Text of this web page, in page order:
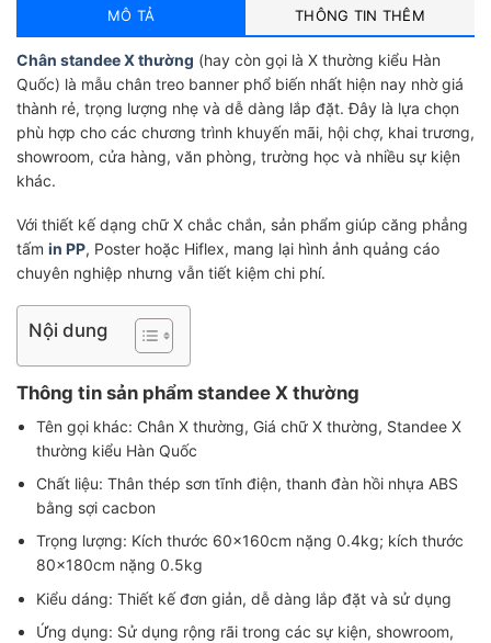
MÔ TẢ THÔNG TIN THÊM
Chân standee X thường (hay còn gọi là X thường kiểu Hàn
Quốc) là mẫu chân treo banner phổ biến nhất hiện nay nhờ giá
thành rẻ, trọng lượng nhẹ và dễ dàng lắp đặt. Đây là lựa chọn
phù hợp cho các chương trình khuyến mãi, hội chợ, khai trương,
showroom, cửa hàng, văn phòng, trường học và nhiều sự kiện
khác.
Với thiết kế dạng chữ X chắc chắn, sản phẩm giúp căng phẳng
tấm in PP, Poster hoặc Hiflex, mang lại hình ảnh quảng cáo
chuyên nghiệp nhưng vẫn tiết kiệm chi phí.
Nội dung
Thông tin sản phẩm standee X thường
Tên gọi khác: Chân X thường, Giá chữ X thường, Standee X
thường kiểu Hàn Quốc
Chất liệu: Thân thép sơn tĩnh điện, thanh đàn hồi nhựa ABS
bằng sợi cacbon
Trọng lượng: Kích thước 60x160cm nặng 0.4kg; kích thước
80x180cm nặng 0.5kg
Kiểu dáng: Thiết kế đơn giản, dễ dàng lắp đặt và sử dụng
Ứng dụng: Sử dụng rộng rãi trong các sự kiện, showroom,